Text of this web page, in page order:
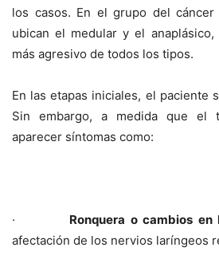
los casos. En el grupo del
ubican el medular y el
más agresivo de todos los tipos.
En las etapas iniciales, el paciente
Sin embargo, a medida que el
aparecer síntomas como:
· Ronquera o cambios
afectación de los nervios laríngeos